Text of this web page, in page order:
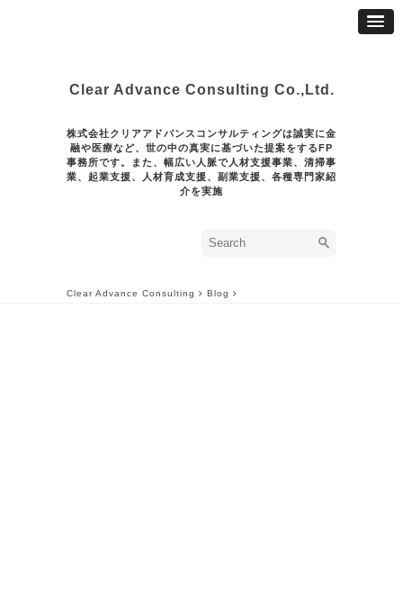
Clear Advance Consulting Co.,Ltd.
株式会社クリアアドバンスコンサルティングは誠実に金
融や医療など、世の中の真実に基づいた提案をするFP
事務所です。また、幅広い人脈で人材支援事業、清掃事
業、起業支援、人材育成支援、副業支援、各種専門家紹
介を実施
Clear Advance Consulting Blog